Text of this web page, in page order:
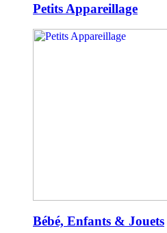
Petits Appareillage
Bébé, Enfants & Jouets